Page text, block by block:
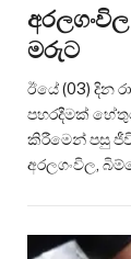
මරුට
ඊයේ (03) දින
පහරදීමක්
කිරීමෙන් පසු
අරලගංවිල,